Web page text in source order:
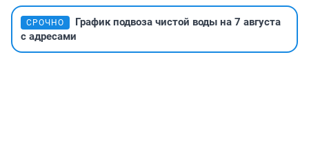
СРОЧНО
График подвоза чистой воды на 7 августа
с адресами